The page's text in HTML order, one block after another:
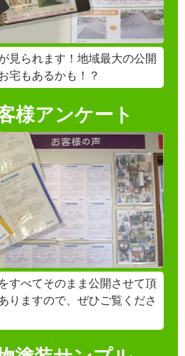
見られます！地域最大の公開
宅もあるかも！？
様アンケート
すべてそのまま公開させて頂
りますので、ぜひご覧くださ